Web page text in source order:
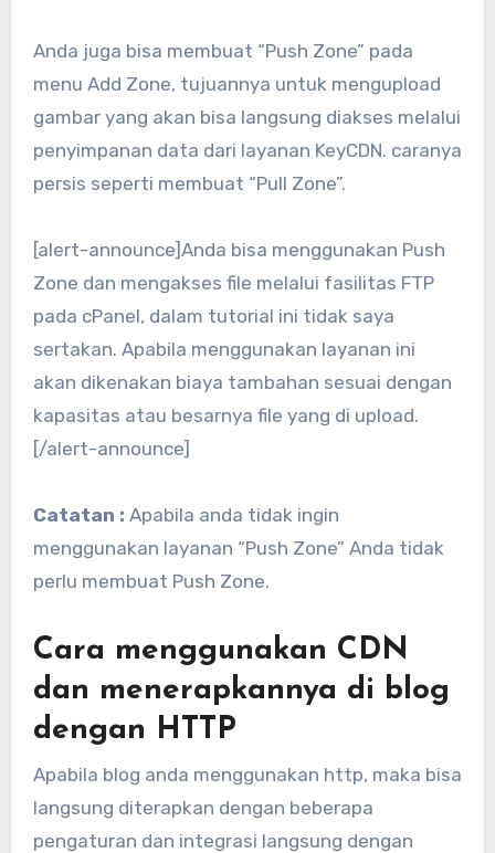
Anda juga bisa membuat “Push Zone” pada
menu Add Zone, tujuannya untuk mengupload
gambar yang akan bisa langsung diakses melalui
penyimpanan data dari layanan KeyCDN. caranya
persis seperti membuat “Pull Zone”.
[alert-announce]Anda bisa menggunakan Push
Zone dan mengakses file melalui fasilitas FTP
pada cPanel, dalam tutorial ini tidak saya
sertakan. Apabila menggunakan layanan ini
akan dikenakan biaya tambahan sesuai dengan
kapasitas atau besarnya file yang di upload.
[/alert-announce]
Catatan : Apabila anda tidak ingin
menggunakan layanan “Push Zone” Anda tidak
perlu membuat Push Zone.
Cara menggunakan CDN
dan menerapkannya di blog
dengan HTTP
Apabila blog anda menggunakan http, maka bisa
langsung diterapkan dengan beberapa
pengaturan dan integrasi langsung dengan